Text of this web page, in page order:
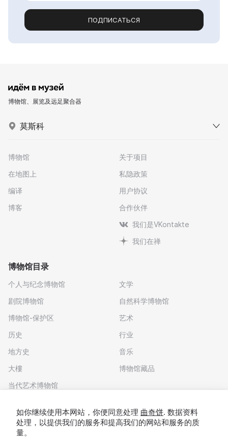
ПОДПИСАТЬСЯ
博物馆、展览及远足聚合器
莫斯科
博物馆
在地图上
编译
博客
关于项目
私隐政策
用户协议
合作伙伴
我们是VKontakte
我们在禅
博物馆目录
个人与纪念博物馆
剧院博物馆
博物馆-保护区
历史
地方史
大樓
当代艺术博物馆
文学
自然科学博物馆
艺术
行业
音乐
博物馆藏品
如你继续使用本网站，你便同意处理 曲奇饼. 数据资料
处理，以提供我们的服务和提高我们的网站和服务的质
量。